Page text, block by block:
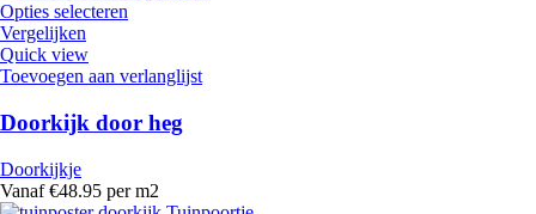
Opties selecteren
Vergelijken
Quick view
Toevoegen aan verlanglijst
Doorkijk door heg
Doorkijkje
Vanaf €48.95 per m2